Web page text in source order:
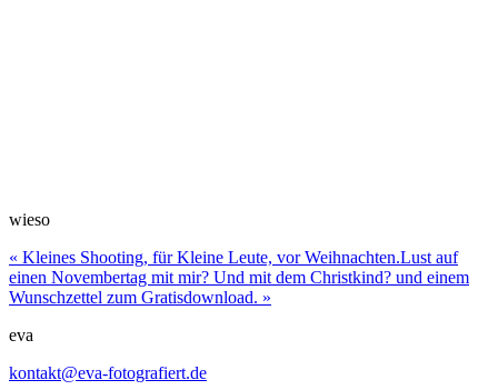
wieso
« Kleines Shooting, für Kleine Leute, vor Weihnachten.Lust auf
einen Novembertag mit mir? Und mit dem Christkind? und einem
Wunschzettel zum Gratisdownload. »
eva
kontakt@eva-fotografiert.de